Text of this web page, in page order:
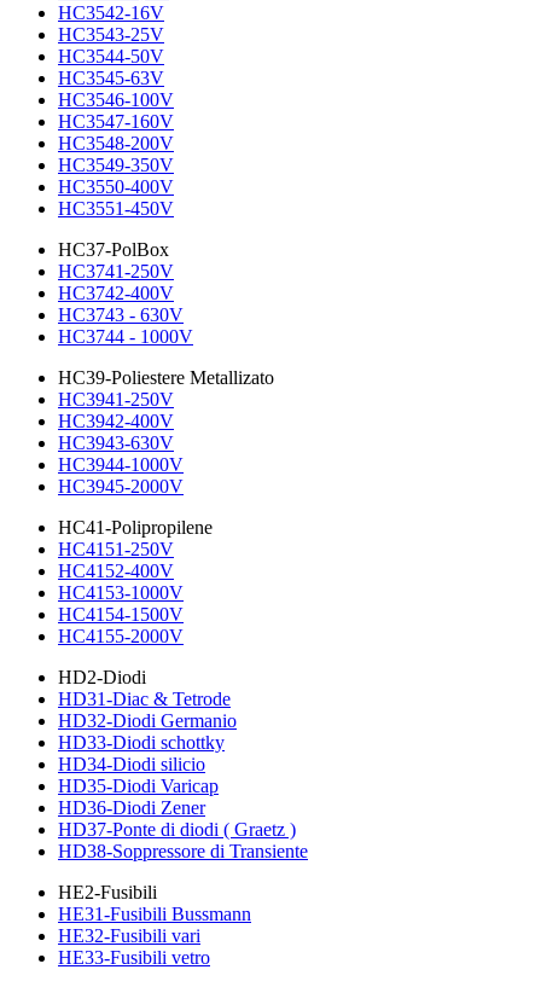
HC3542-16V
HC3543-25V
HC3544-50V
HC3545-63V
HC3546-100V
HC3547-160V
HC3548-200V
HC3549-350V
HC3550-400V
HC3551-450V
HC37-PolBox
HC3741-250V
HC3742-400V
HC3743 - 630V
HC3744 - 1000V
HC39-Poliestere Metallizato
HC3941-250V
HC3942-400V
HC3943-630V
HC3944-1000V
HC3945-2000V
HC41-Polipropilene
HC4151-250V
HC4152-400V
HC4153-1000V
HC4154-1500V
HC4155-2000V
HD2-Diodi
HD31-Diac & Tetrode
HD32-Diodi Germanio
HD33-Diodi schottky
HD34-Diodi silicio
HD35-Diodi Varicap
HD36-Diodi Zener
HD37-Ponte di diodi ( Graetz )
HD38-Soppressore di Transiente
HE2-Fusibili
HE31-Fusibili Bussmann
HE32-Fusibili vari
HE33-Fusibili vetro